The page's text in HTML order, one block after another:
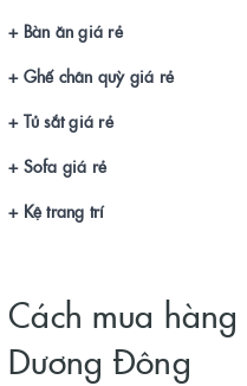
+ Bàn ăn giá rẻ
+ Ghế chân quỳ giá rẻ
+ Tủ sắt giá rẻ
+ Sofa giá rẻ
+ Kệ trang trí
Cách mua
Dương Đông